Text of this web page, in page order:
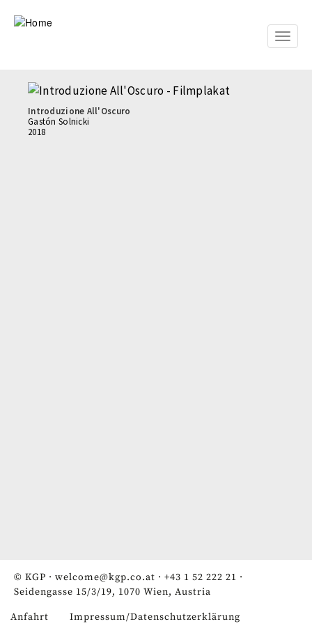
Toggle
Introduzione All'Oscuro
Gastón Solnicki
2018
© KGP · welcome@kgp.co.at · +43 1 52 222 21 ·
Seidengasse 15/3/19, 1070 Wien, Austria
Anfahrt Impressum/Datenschutzerklärung